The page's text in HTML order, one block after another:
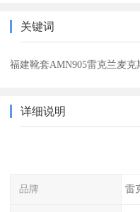
关键词
福建靴套AMN905雷克兰麦克
详细说明
品牌 雷